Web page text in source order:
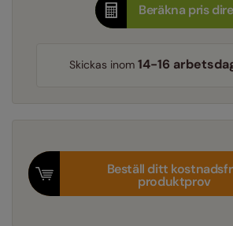
Beräkna pris
Skickas inom 14-16
Beställ ditt
produktprov